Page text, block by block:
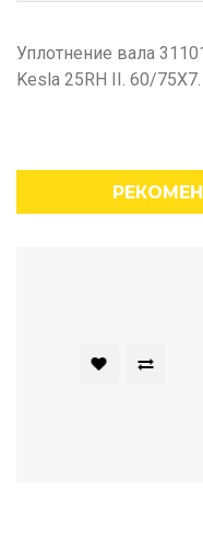
Уплотнение вала
Kesla 25RH II. 60/75X7.